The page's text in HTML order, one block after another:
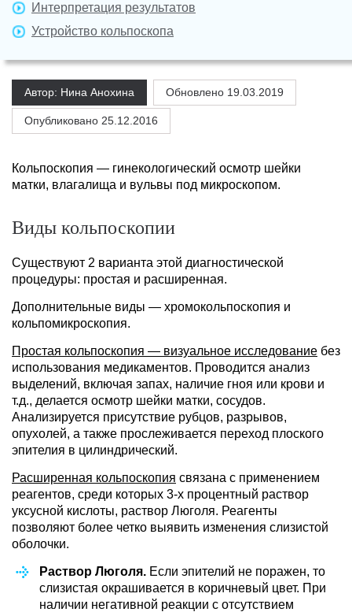
Интерпретация результатов
Устройство кольпоскопа
Автор: Нина Анохина Обновлено 19.03.2019
Опубликовано 25.12.2016
Кольпоскопия — гинекологический осмотр шейки
матки, влагалища и вульвы под микроскопом.
Виды кольпоскопии
Существуют 2 варианта этой диагностической
процедуры: простая и расширенная.
Дополнительные виды — хромокольпоскопия и
кольпомикроскопия.
Простая кольпоскопия — визуальное исследование без
использования медикаментов. Проводится анализ
выделений, включая запах, наличие гноя или крови и
т.д., делается осмотр шейки матки, сосудов.
Анализируется присутствие рубцов, разрывов,
опухолей, а также прослеживается переход плоского
эпителия в цилиндрический.
Расширенная кольпоскопия связана с применением
реагентов, среди которых 3-х процентный раствор
уксусной кислоты, раствор Люголя. Реагенты
позволяют более четко выявить изменения слизистой
оболочки.
Раствор Люголя. Если эпителий не поражен, то
слизистая окрашивается в коричневый цвет. При
наличии негативной реакции с отсутствием